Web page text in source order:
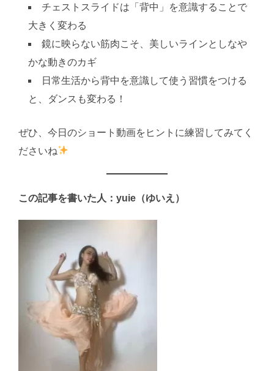
チェストスライドは「背中」を意識することで
大きく変わる
鏡に映らない筋肉こそ、美しいラインとしなや
かな動きのカギ
日常生活から背中を意識して使う習慣をつける
と、ダンスも変わる！
ぜひ、今日のショート動画をヒントに練習してみてく
ださいね
この記事を書いた人：yuie（ゆいえ）